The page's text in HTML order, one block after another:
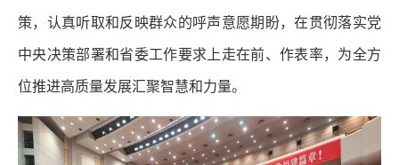
策，认真听取和反映群众的呼声意愿期盼，在贯彻落实党
中央决策部署和省委工作要求上走在前、作表率，为全方
位推进高质量发展汇聚智慧和力量。